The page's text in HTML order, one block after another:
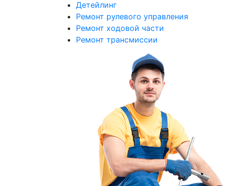
Детейлинг
Ремонт рулевого управления
Ремонт ходовой части
Ремонт трансмиссии